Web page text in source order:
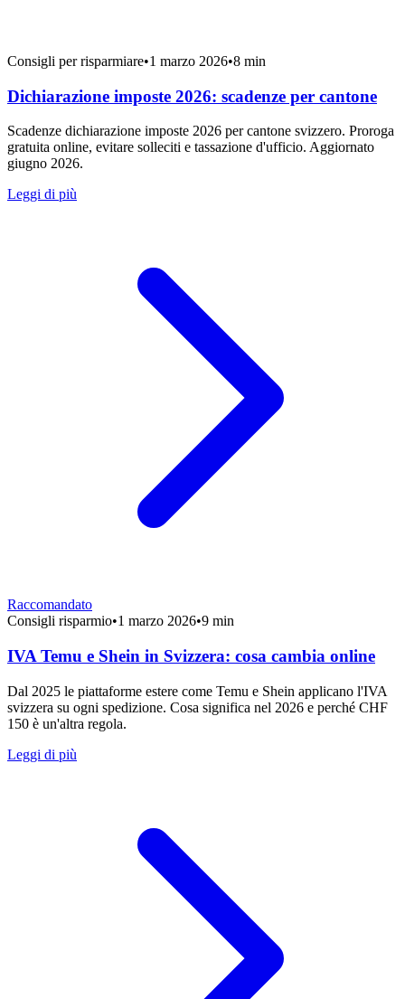
Consigli per risparmiare•1 marzo 2026•8 min
Dichiarazione imposte 2026: scadenze per cantone
Scadenze dichiarazione imposte 2026 per cantone svizzero. Proroga
gratuita online, evitare solleciti e tassazione d'ufficio. Aggiornato
giugno 2026.
Leggi di più
Raccomandato
Consigli risparmio•1 marzo 2026•9 min
IVA Temu e Shein in Svizzera: cosa cambia online
Dal 2025 le piattaforme estere come Temu e Shein applicano l'IVA
svizzera su ogni spedizione. Cosa significa nel 2026 e perché CHF
150 è un'altra regola.
Leggi di più